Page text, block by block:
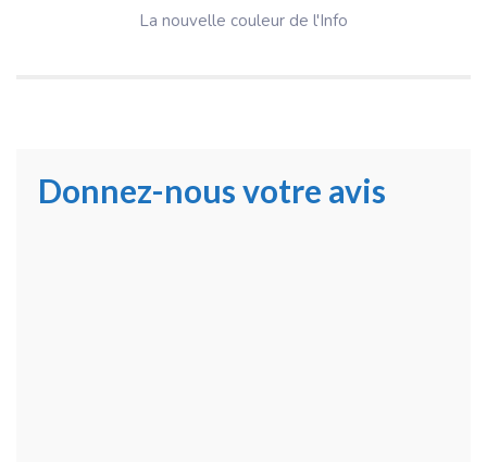
La nouvelle couleur de l'Info
Donnez-nous votre avis